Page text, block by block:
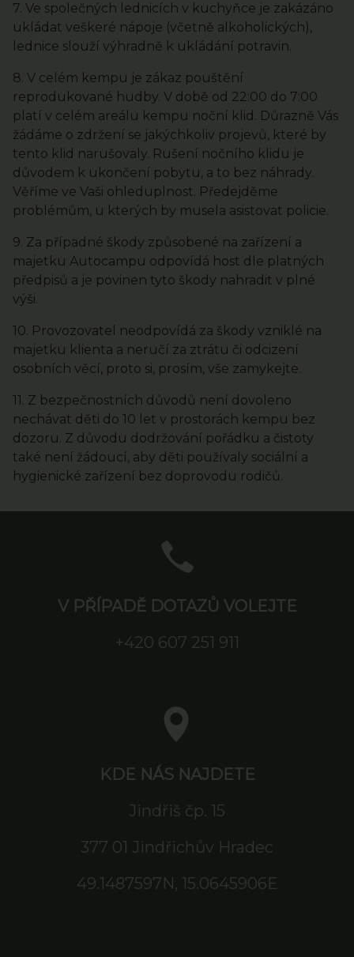
7. Ve společných lednicích v kuchyňce je zakázáno
ukládat veškeré nápoje (včetně alkoholických),
lednice slouží výhradně k ukládání potravin.
8. V celém kempu je zákaz pouštění
reprodukované hudby. V době od 22:00 do 7:00
platí v celém areálu kempu noční klid. Důrazně Vás
žádáme o zdržení se jakýchkoliv projevů, které by
tento klid narušovaly. Rušení nočního klidu je
důvodem k ukončení pobytu, a to bez náhrady.
Věříme ve Vaši ohleduplnost. Předejděme
problémům, u kterých by musela asistovat policie.
9. Za případné škody způsobené na zařízení a
majetku Autocampu odpovídá host dle platných
předpisů a je povinen tyto škody nahradit v plné
výši.
10. Provozovatel neodpovídá za škody vzniklé na
majetku klienta a neručí za ztrátu či odcizení
osobních věcí, proto si, prosím, vše zamykejte.
11. Z bezpečnostních důvodů není dovoleno
nechávat děti do 10 let v prostorách kempu bez
dozoru. Z důvodu dodržování pořádku a čistoty
také není žádoucí, aby děti používaly sociální a
hygienické zařízení bez doprovodu rodičů.
V PŘÍPADĚ DOTAZŮ VOLEJTE
+420 607 251 911
KDE NÁS NAJDETE
Jindřiš čp. 15
377 01 Jindřichův Hradec
49.1487597N, 15.0645906E